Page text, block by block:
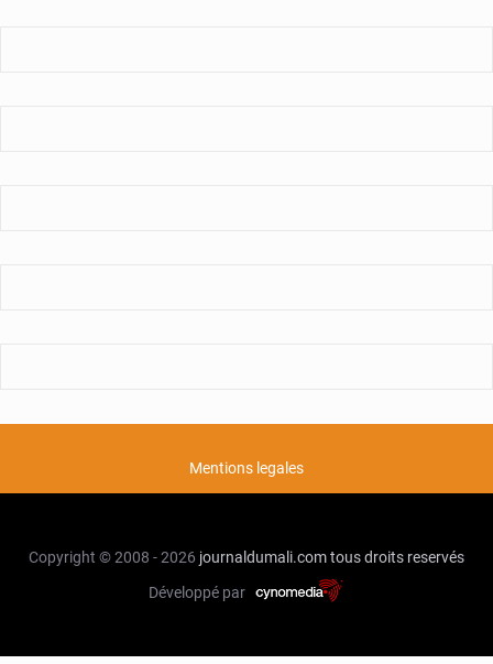
Mentions legales
Copyright © 2008 - 2026 journaldumali.comtous droits reservés
Développé par